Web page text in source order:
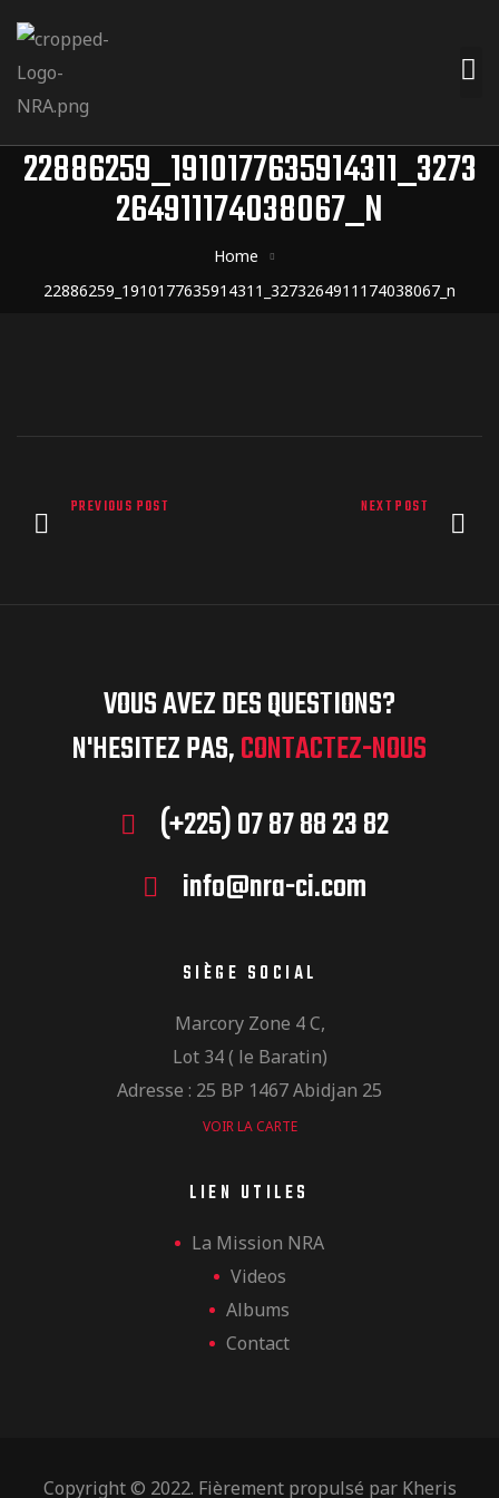
22886259_1910177635914311_3273
264911174038067_N
Home
22886259_1910177635914311_3273264911174038067_n
PREVIOUS POST NEXT POST
VOUS AVEZ DES QUESTIONS?
N'HESITEZ PAS,CONTACTEZ-NOUS
(+225) 07 87 88 23 82
info@nra-ci.com
SIÈGE SOCIAL
Marcory Zone 4 C,
Lot 34 ( le Baratin)
Adresse : 25 BP 1467 Abidjan 25
VOIR LA CARTE
LIEN UTILES
La Mission NRA
Videos
Albums
Contact
Copyright © 2022. Fièrement propulsé par Kheris